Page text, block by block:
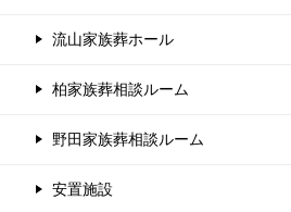
流山家族葬ホール
柏家族葬相談ルーム
野田家族葬相談ルーム
安置施設